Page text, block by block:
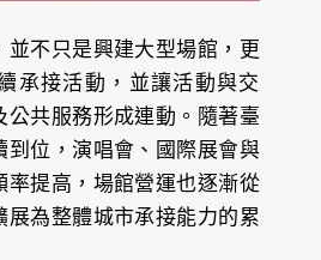
並不只是興建大型場館，更
承接活動，並讓活動與交
公共服務形成連動。隨著臺
到位，演唱會、國際展會與
率提高，場館營運也逐漸從
展為整體城市承接能力的累